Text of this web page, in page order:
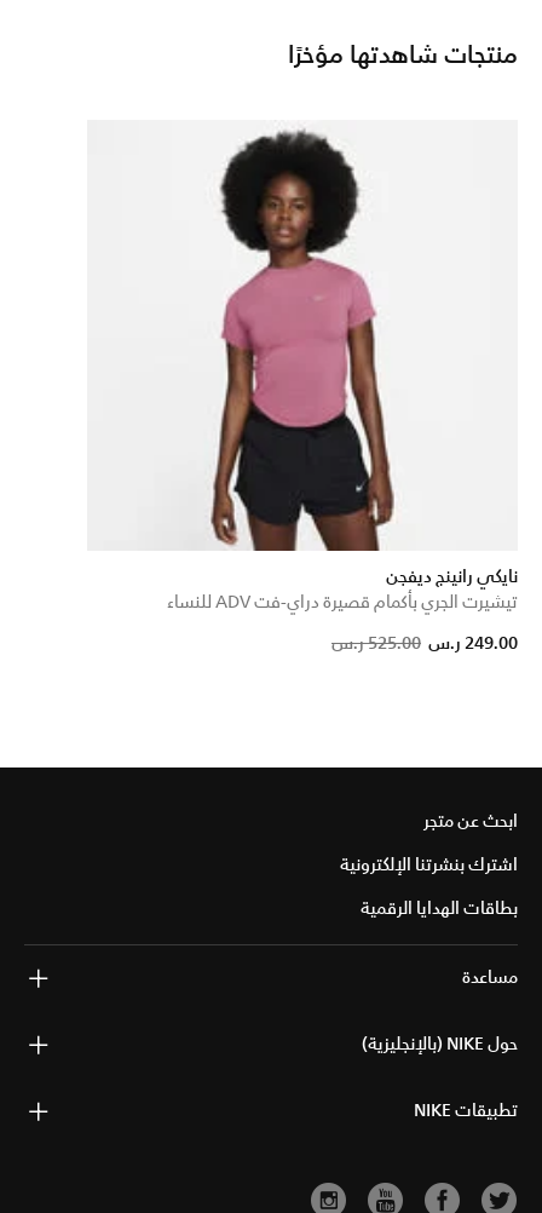
منتجات شاهدتها مؤخرًا
نايكي رانينج ديفجن
تيشيرت الجري بأكمام قصيرة دراي-فت ADV للنساء
Price reduced from
525.00 ر.س
to 249.00 ر.س
ابحث عن متجر
اشترك بنشرتنا الإلكترونية
بطاقات الهدايا الرقمية
مساعدة
حول NIKE (بالإنجليزية)
تطبيقات NIKE